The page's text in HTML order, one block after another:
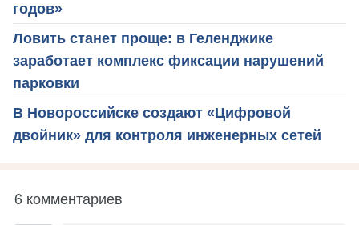
годов»
Ловить станет проще: в Геленджике
заработает комплекс фиксации нарушений
парковки
В Новороссийске создают «Цифровой
двойник» для контроля инженерных сетей
6 комментариев